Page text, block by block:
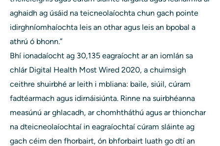
aghaidh ag úsáid na teicneolaíochta chun gach pointe
idirghníomhaíochta leis an othar agus leis an bpobal a
athrú ó bhonn.”
Bhí ionadaíocht ag 30,135 eagraíocht ar an iomlán sa
chlár Digital Health Most Wired 2020, a chuimsigh
ceithre shuirbhé ar leith i mbliana: baile, siúil, cúram
fadtéarmach agus idirnáisiúnta. Rinne na suirbhéanna
measúnú ar ghlacadh, ar chomhtháthú agus ar thionchar
na dteicneolaíochtaí in eagraíochtaí cúram sláinte ag
gach céim den fhorbairt, ón bhforbairt luath go dtí an